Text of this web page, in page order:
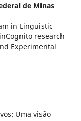
de Minas
in Linguistic
research
Experimental
Uma visão